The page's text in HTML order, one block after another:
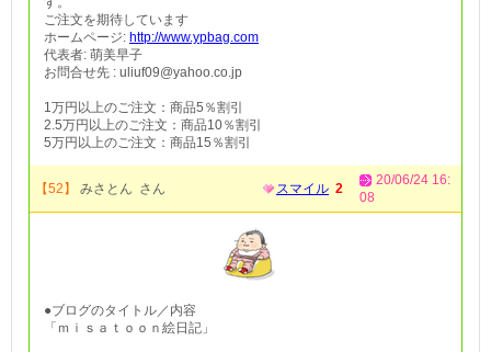
ご注文を期待しています
ホームページ: http://www.ypbag.com
代表者: 萌美早子
お問合せ先 : uliuf09@yahoo.co.jp
1万円以上のご注文：商品5％割引
2.5万円以上のご注文：商品10％割引
5万円以上のご注文：商品15％割引
【52】 みさとん さん スマイル 2
20/06/24 16:
08
●ブログのタイトル／内容
「ｍｉｓａｔｏｏｎ絵日記」